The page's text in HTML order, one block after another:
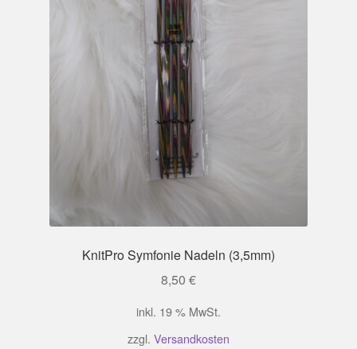
KnitPro Symfonie Nadeln (3,5mm)
8,50 €
inkl. 19 % MwSt.
zzgl. Versandkosten